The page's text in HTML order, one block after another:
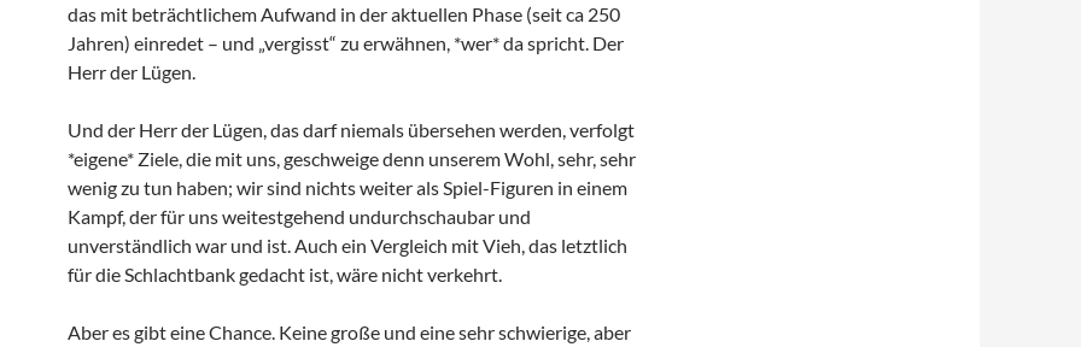
das mit beträchtlichem Aufwand in der aktuellen Phase (seit ca 250
Jahren) einredet – und „vergisst“ zu erwähnen, *wer* da spricht. Der
Herr der Lügen.
Und der Herr der Lügen, das darf niemals übersehen werden, verfolgt
*eigene* Ziele, die mit uns, geschweige denn unserem Wohl, sehr, sehr
wenig zu tun haben; wir sind nichts weiter als Spiel-Figuren in einem
Kampf, der für uns weitestgehend undurchschaubar und
unverständlich war und ist. Auch ein Vergleich mit Vieh, das letztlich
für die Schlachtbank gedacht ist, wäre nicht verkehrt.
Aber es gibt eine Chance. Keine große und eine sehr schwierige, aber